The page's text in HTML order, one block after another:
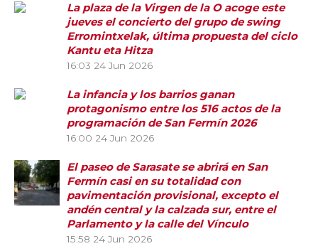
La plaza de la Virgen de la O acoge este
jueves el concierto del grupo de swing
Erromintxelak, última propuesta del ciclo
Kantu eta Hitza
16:03 24 Jun 2026
La infancia y los barrios ganan
protagonismo entre los 516 actos de la
programación de San Fermín 2026
16:00 24 Jun 2026
El paseo de Sarasate se abrirá en San
Fermín casi en su totalidad con
pavimentación provisional, excepto el
andén central y la calzada sur, entre el
Parlamento y la calle del Vínculo
15:58 24 Jun 2026